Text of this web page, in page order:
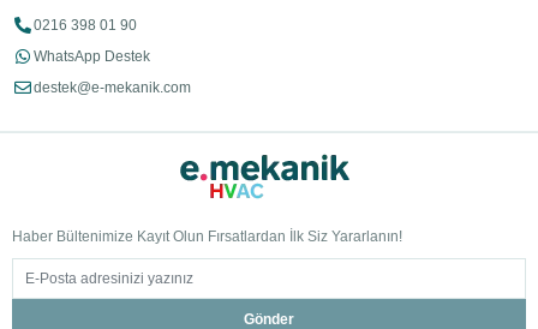
0216 398 01 90
WhatsApp Destek
destek@e-mekanik.com
Haber Bültenimize Kayıt Olun Fırsatlardan İlk Siz Yararlanın!
Gönder